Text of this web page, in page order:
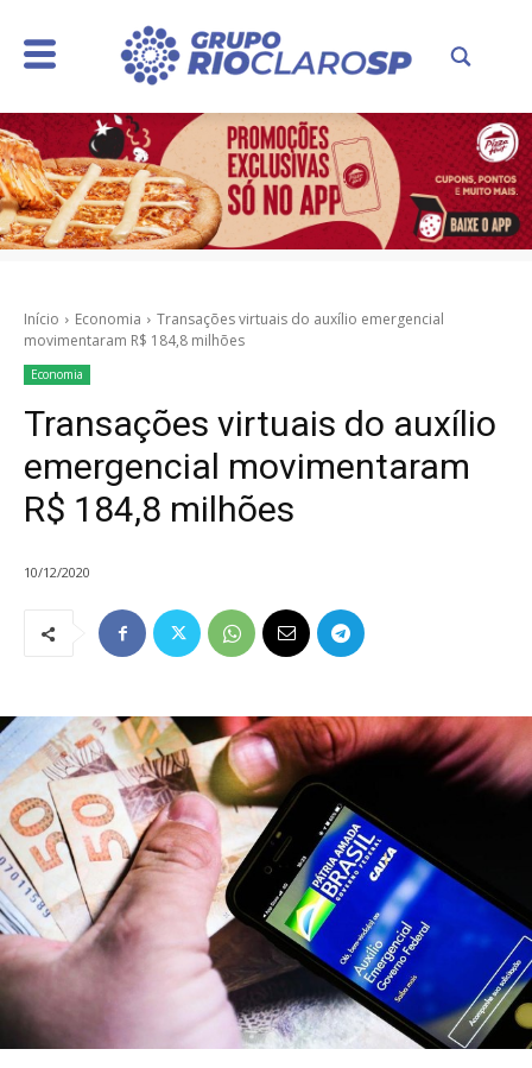
Início Economia
Transações virtuais do auxílio emergencial
movimentaram R$ 184,8 milhões
Economia
Transações virtuais do auxílio
emergencial movimentaram
R$ 184,8 milhões
10/12/2020